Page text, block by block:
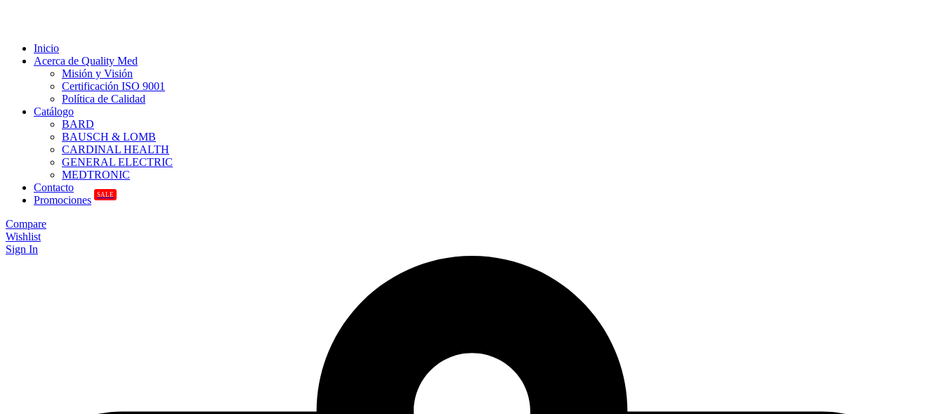
Inicio
Acerca de Quality Med
Misión y Visión
Certificación ISO 9001
Política de Calidad
Catálogo
BARD
BAUSCH & LOMB
CARDINAL HEALTH
GENERAL ELECTRIC
MEDTRONIC
Contacto
Promociones
SALE
Compare
Wishlist
Sign In